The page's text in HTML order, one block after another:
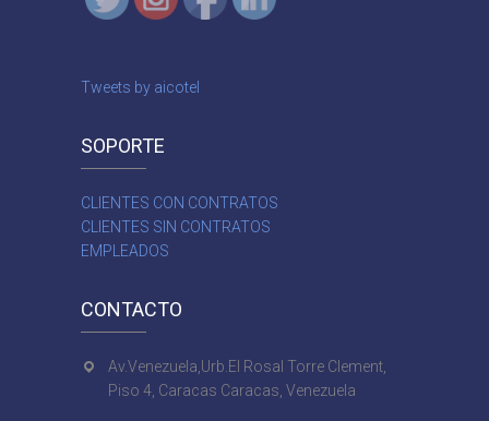
Tweets by aicotel
SOPORTE
CLIENTES CON CONTRATOS
CLIENTES SIN CONTRATOS
EMPLEADOS
CONTACTO
Av.Venezuela,Urb.El Rosal Torre Clement,
Piso 4, Caracas Caracas, Venezuela